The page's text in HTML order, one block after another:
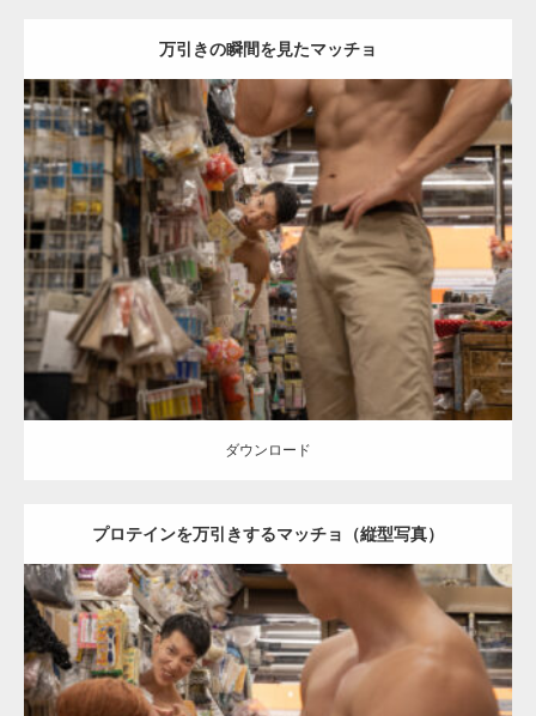
万引きの瞬間を見たマッチョ
Update:2024.06.21
Category:手芸屋さんのマッチョ（方南町） kaichanAKIHITO(細マッ
チョ) SOSUKE 腹筋 方南町（東京）
ダウンロード
ダウンロード
プロテインを万引きするマッチョ（縦型写真）
Update:2024.06.21
Category: 手芸屋さんのマッチョ（方南町） kaichan